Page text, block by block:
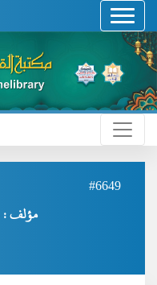
#6649
مؤلف :